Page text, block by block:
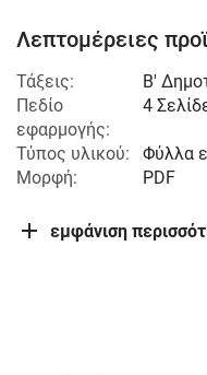
Λεπτομέρειες
Τάξεις: Β'
Πεδίο
εφαρμογής:
4
Τύπος υλικού:
Φύλλα
Μορφή:
PDF
εμφάνιση